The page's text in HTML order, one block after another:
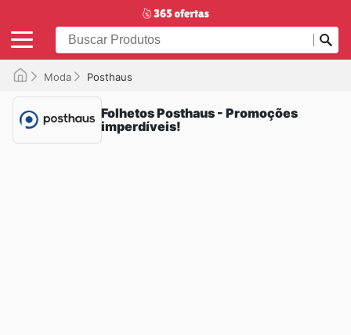
Moda Posthaus
Folhetos Posthaus - Promoções
imperdíveis!